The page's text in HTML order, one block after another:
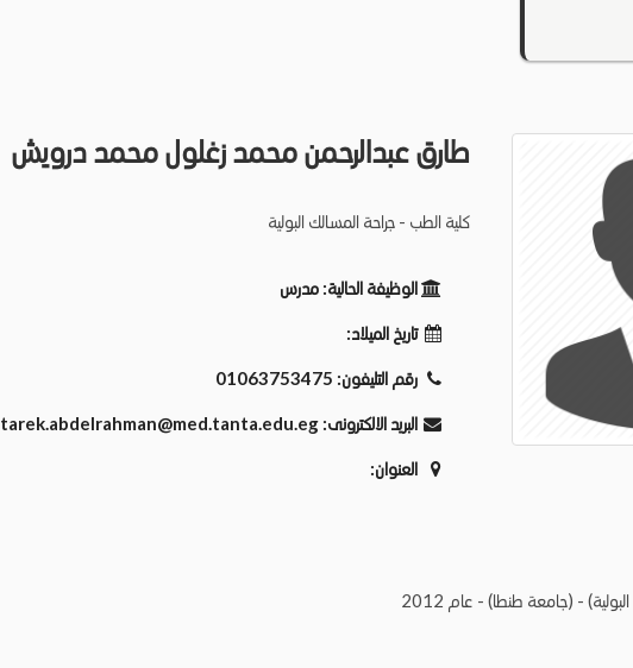
طارق عبدالرحمن محمد زغلول محمد درويش
كلية الطب - جراحة المسالك البولية
الوظيفة الحالية:مدرس
تاريخ الميلاد:
رقم التليفون: 01063753475
البريد الالكترونى: tarek.abdelrahman@med.tanta.edu.eg
العنوان:
- (جامعة طنطا) - عام 2012